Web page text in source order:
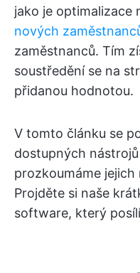
jako je optimalizace
nových
zaměstnanců. Tím
soustředění se na
přidanou hodnotou.
V tomto článku se
dostupných
prozkoumáme
Projděte si naše
software, který